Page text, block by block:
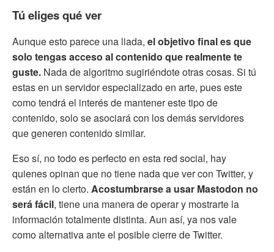
Tú eliges qué ver
Aunque esto parece una liada, el objetivo final es que
solo tengas acceso al contenido que realmente te
guste. Nada de algoritmo sugiriéndote otras cosas. Si tú
estas en un servidor especializado en arte, pues este
como tendrá el interés de mantener este tipo de
contenido, solo se asociará con los demás servidores
que generen contenido similar.
Eso sí, no todo es perfecto en esta red social, hay
quienes opinan que no tiene nada que ver con Twitter, y
están en lo cierto. Acostumbrarse a usar Mastodon no
será fácil, tiene una manera de operar y mostrarte la
información totalmente distinta. Aun así, ya nos vale
como alternativa ante el posible cierre de Twitter.